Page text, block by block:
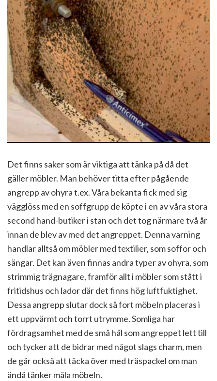
Det finns saker som är viktiga att tänka på då det
gäller möbler. Man behöver titta efter pågående
angrepp av ohyra t.ex. Våra bekanta fick med sig
vägglöss med en soffgrupp de köpte i en av våra stora
second hand-butiker i stan och det tog närmare två år
innan de blev av med det angreppet. Denna varning
handlar alltså om möbler med textilier, som soffor och
sängar. Det kan även finnas andra typer av ohyra, som
strimmig trägnagare, framför allt i möbler som stått i
fritidshus och lador där det finns hög luftfuktighet.
Dessa angrepp slutar dock så fort möbeln placeras i
ett uppvärmt och torrt utrymme. Somliga har
fördragsamhet med de små hål som angreppet lett till
och tycker att de bidrar med något slags charm, men
de går också att täcka över med träspackel om man
ändå tänker måla möbeln.